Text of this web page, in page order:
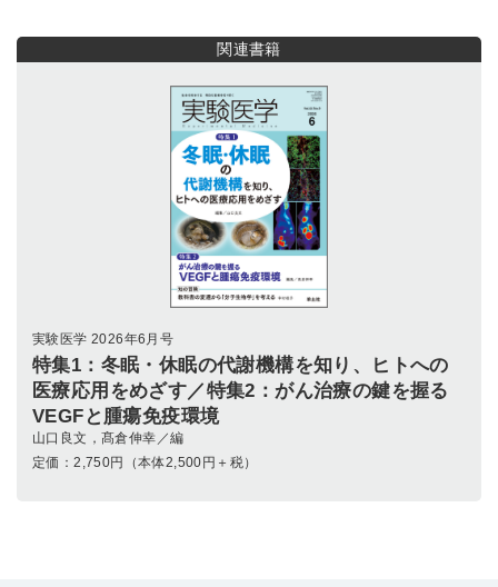
関連書籍
実験医学 2026年6月号
特集1：冬眠・休眠の代謝機構を知り、ヒトへの
医療応用をめざす／特集2：がん治療の鍵を握る
VEGFと腫瘍免疫環境
山口良文，髙倉伸幸／編
定価：2,750円（本体2,500円＋税）